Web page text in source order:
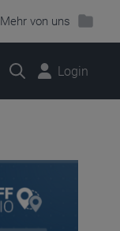
Mehr von uns
Suche Login